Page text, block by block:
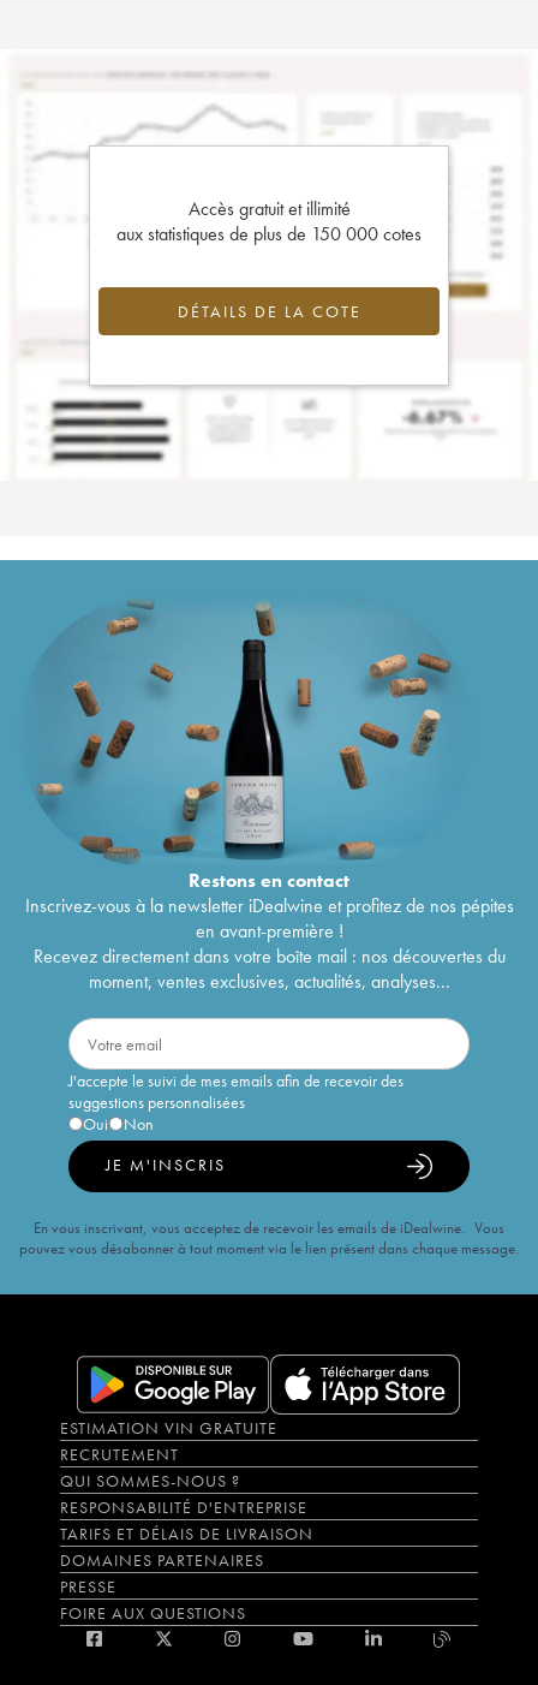
Accès gratuit et illimité
aux statistiques de plus de 150 000 cotes
DÉTAILS DE LA COTE
Restons encontact
Inscrivez-vous à la newsletter iDealwine et profitez de nos pépites
en avant-première !
Recevez directement dans votre boîte mail : nos découvertes du
moment, ventes exclusives, actualités, analyses...
J'accepte le suivi de mes emails afin de recevoir des
suggestions personnalisées
Oui
Non
JE M'INSCRIS
En vous inscrivant, vous acceptez de recevoir les emails de iDealwine. Vous
pouvez vous désabonner à tout moment via le lien présent dans chaque message.
ESTIMATION VIN GRATUITE
RECRUTEMENT
QUI SOMMES-NOUS ?
RESPONSABILITÉ D'ENTREPRISE
TARIFS ET DÉLAIS DE LIVRAISON
DOMAINES PARTENAIRES
PRESSE
FOIRE AUX QUESTIONS